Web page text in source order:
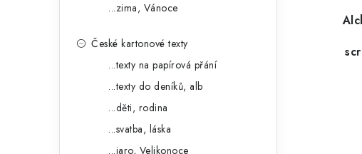
...zima, Vánoce
České kartonové texty
...texty na papírová přání
...texty do deníků, alb
...děti, rodina
...svatba, láska
...jaro, Velikonoce